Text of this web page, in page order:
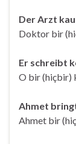
Der Arzt
Doktor bir
Er schreibt
O bir (hiçbir)
Ahmet
Ahmet bir